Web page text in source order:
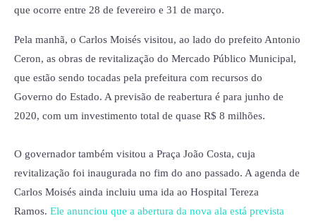
que ocorre entre 28 de fevereiro e 31 de março.
Pela manhã, o Carlos Moisés visitou, ao lado do prefeito Antonio
Ceron, as obras de revitalização do Mercado Público Municipal,
que estão sendo tocadas pela prefeitura com recursos do
Governo do Estado. A previsão de reabertura é para junho de
2020, com um investimento total de quase R$ 8 milhões.
O governador também visitou a Praça João Costa, cuja
revitalização foi inaugurada no fim do ano passado. A agenda de
Carlos Moisés ainda incluiu uma ida ao Hospital Tereza
Ramos. Ele anunciou que a abertura da nova ala está prevista